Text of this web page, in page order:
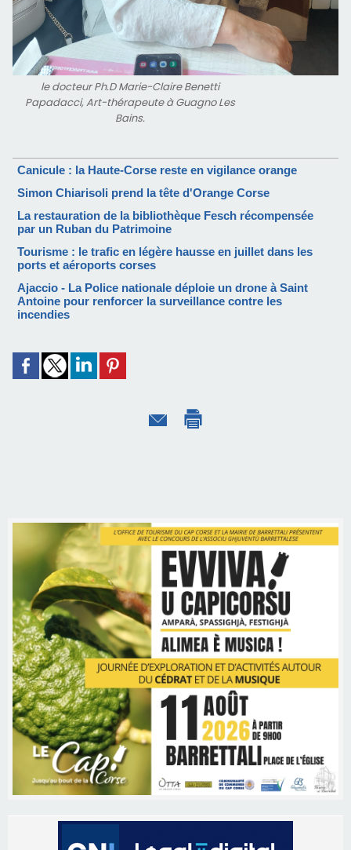
le docteur Ph.D Marie-Claire Benetti
Papadacci, Art-thérapeute à Guagno Les
Bains.
Canicule : la Haute-Corse reste en vigilance orange
Simon Chiarisoli prend la tête d'Orange Corse
La restauration de la bibliothèque Fesch récompensée
par un Ruban du Patrimoine
Tourisme : le trafic en légère hausse en juillet dans les
ports et aéroports corses
Ajaccio - La Police nationale déploie un drone à Saint
Antoine pour renforcer la surveillance contre les
incendies